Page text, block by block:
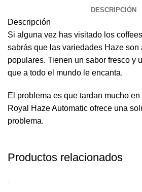
DESCRIPCIÓN
Descripción
Si alguna vez has visitado los
sabrás que las variedades Haze son
populares. Tienen un sabor fresco y
que a todo el mundo le encanta.
El problema es que tardan mucho en
Royal Haze Automatic ofrece una
problema.
Productos relacionados